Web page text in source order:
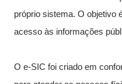
próprio sistema. O objetivo
acesso às informações
O e-SIC foi criado em